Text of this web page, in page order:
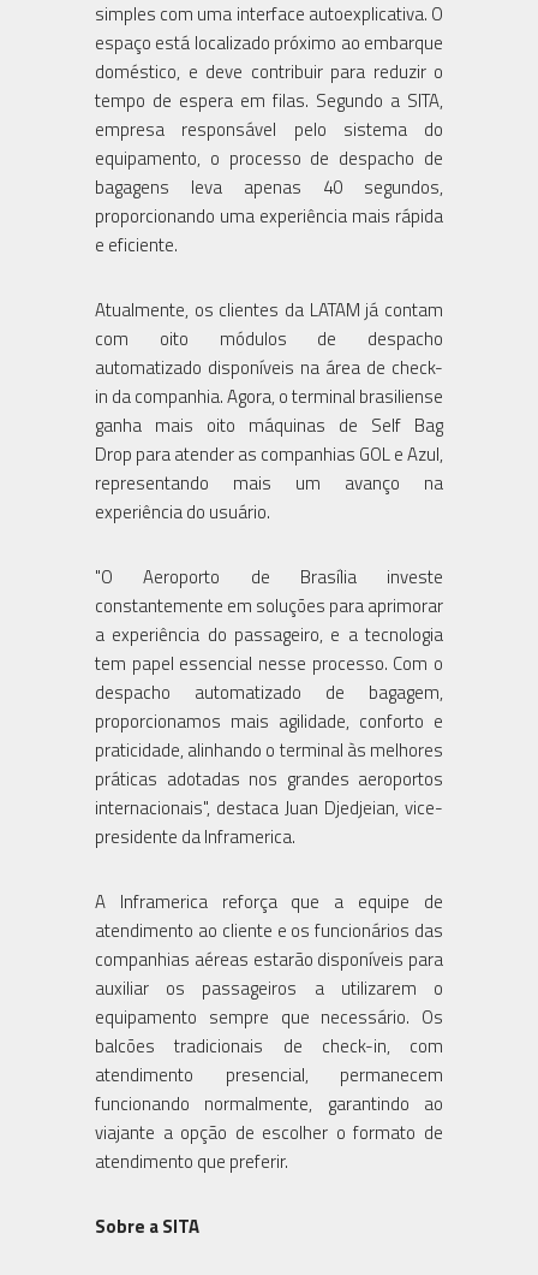
simples com uma interface autoexplicativa. O
espaço está localizado próximo ao embarque
doméstico, e deve contribuir para reduzir o
tempo de espera em filas. Segundo a SITA,
empresa responsável pelo sistema do
equipamento, o processo de despacho de
bagagens leva apenas 40 segundos,
proporcionando uma experiência mais rápida
e eficiente.
Atualmente, os clientes da LATAM já contam
com oito módulos de despacho
automatizado disponíveis na área de check-
in da companhia. Agora, o terminal brasiliense
ganha mais oito máquinas de Self Bag
Drop para atender as companhias GOL e Azul,
representando mais um avanço na
experiência do usuário.
"O Aeroporto de Brasília investe
constantemente em soluções para aprimorar
a experiência do passageiro, e a tecnologia
tem papel essencial nesse processo. Com o
despacho automatizado de bagagem,
proporcionamos mais agilidade, conforto e
praticidade, alinhando o terminal às melhores
práticas adotadas nos grandes aeroportos
internacionais", destaca Juan Djedjeian, vice-
presidente da Inframerica.
A Inframerica reforça que a equipe de
atendimento ao cliente e os funcionários das
companhias aéreas estarão disponíveis para
auxiliar os passageiros a utilizarem o
equipamento sempre que necessário. Os
balcões tradicionais de check-in, com
atendimento presencial, permanecem
funcionando normalmente, garantindo ao
viajante a opção de escolher o formato de
atendimento que preferir.
Sobre a SITA